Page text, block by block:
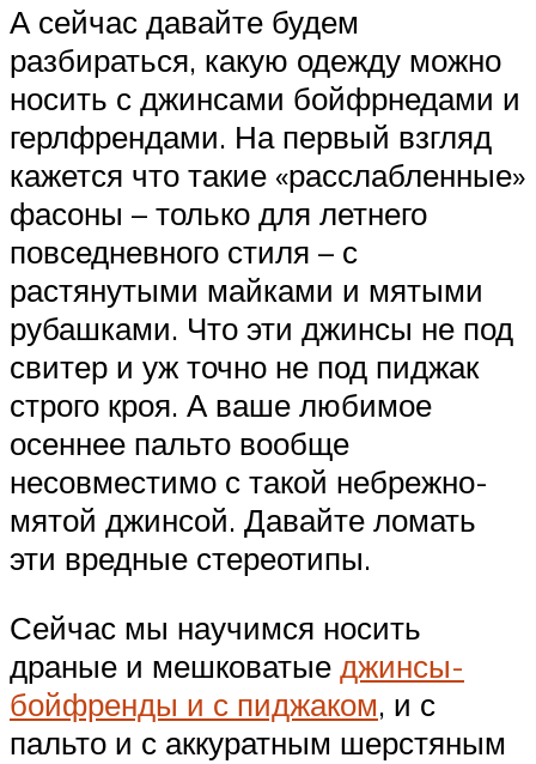
А сейчас давайте будем
разбираться, какую одежду можно
носить с джинсами бойфрнедами и
герлфрендами. На первый взгляд
кажется что такие «расслабленные»
фасоны – только для летнего
повседневного стиля – с
растянутыми майками и мятыми
рубашками. Что эти джинсы не под
свитер и уж точно не под пиджак
строго кроя. А ваше любимое
осеннее пальто вообще
несовместимо с такой небрежно-
мятой джинсой. Давайте ломать
эти вредные стереотипы.
Сейчас мы научимся носить
драные и мешковатые джинсы-
бойфренды и с пиджаком, и с
пальто и с аккуратным шерстяным